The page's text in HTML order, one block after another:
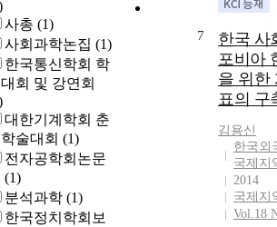
사총 (1)
사회과학논집 (1)
한국통신학회 학
회 및 강연회
대한기계학회 춘
술대회 (1)
전자공학회논문
(1)
분석과학 (1)
한국정치학회보
mutual
unlike the
중국의 빠
확대되는
를 목도하
제 성장에
소리 역시
2010년
던 에드워
는 중국은
of action
contexts
example
is main
technique
is
and
equally to
SSAL. A
of this
about
qualitative
varicose
involved in
people
However
disease is
because of
economic
equipped
been tried
7
한국 사
포비아
을 위한
표의 구
김용신
한국외
국제지
2014
국제지
Vol.18